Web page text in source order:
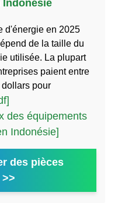
Indonésie
d'énergie en 2025
de la taille du
utilisée. La plupart
paient entre
pour
des équipements
Indonésie]
des pièces